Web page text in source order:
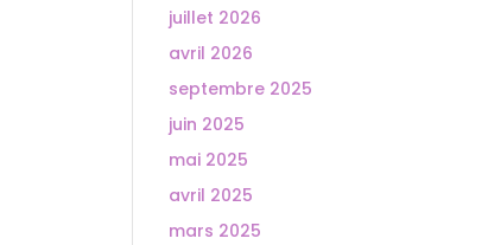
juillet 2026
avril 2026
septembre 2025
juin 2025
mai 2025
avril 2025
mars 2025